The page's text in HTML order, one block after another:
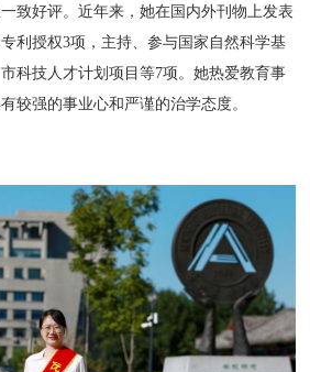
致好评。近年来，她在国内外刊物上发表
利授权3项，主持、参与国家自然科学基
科技人才计划项目等7项。她热爱教育事
较强的事业心和严谨的治学态度。